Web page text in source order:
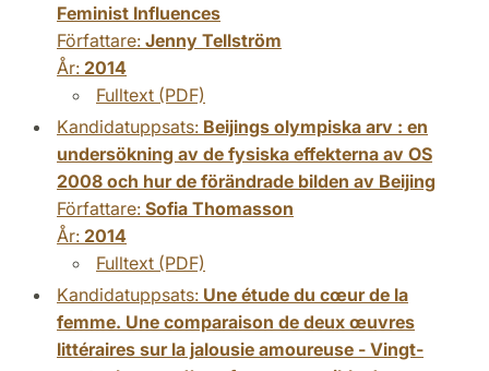
Feminist Influences
Författare: Jenny Tellström
År: 2014
Fulltext (PDF)
Kandidatuppsats: Beijings olympiska arv : en
undersökning av de fysiska effekterna av OS
2008 och hur de förändrade bilden av Beijing
Författare: Sofia Thomasson
År: 2014
Fulltext (PDF)
Kandidatuppsats: Une étude du cœur de la
femme. Une comparaison de deux œuvres
littéraires sur la jalousie amoureuse - Vingt-